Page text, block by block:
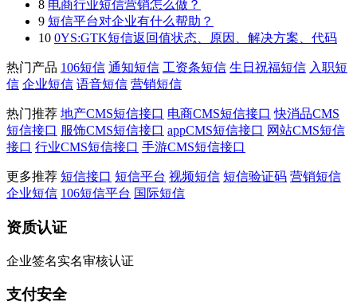
8 电商行业短信营销怎么做？
9 短信平台对企业有什么帮助？
10 0YS:GTK短信返回值状态、原因、解决方案、代码
热门产品 106短信 通知短信 工资条短信 生日祝福短信 入职短
信 企业短信 语音短信 营销短信
热门推荐 地产CMS短信接口 电商CMS短信接口 快消品CMS
短信接口 服饰CMS短信接口 appCMS短信接口 网站CMS短信
接口 行业CMS短信接口 手游CMS短信接口
更多推荐 短信接口 短信平台 视频短信 短信验证码 营销短信
企业短信 106短信平台 国际短信
资质认证
企业签名实名审核认证
支付安全